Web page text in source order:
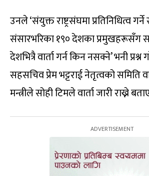
उनले ‘संयुक्त राष्ट्रसंघमा प्रतिनिधित्व
संसारभरिका १९० देशका प्रमुखहरूसँग
देशभित्रै वार्ता गर्न किन नसक्ने’ भनी
सहसचिव प्रेम भट्टराई नेतृत्वको समिति
मन्त्रीले सोही टिमले वार्ता जारी राख्ने